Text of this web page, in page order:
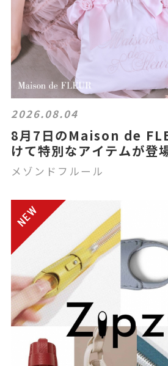
2026.08.04
8月7日のMaison de
けて特別なアイテムが登
メゾンドフルール